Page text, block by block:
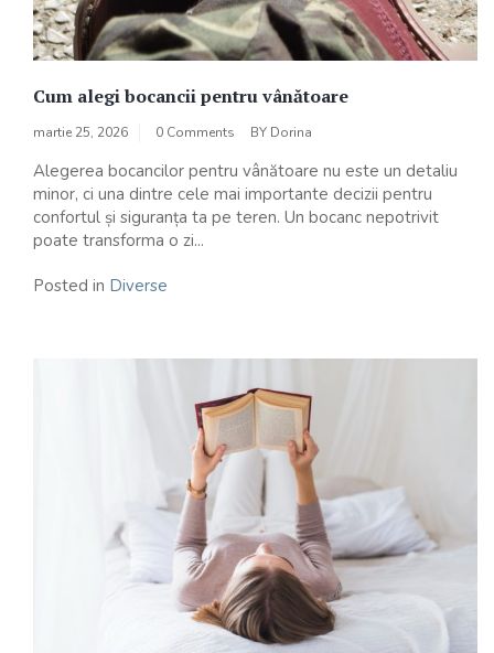
Cum alegi bocancii pentru vânătoare
martie 25, 2026 0 Comments BY Dorina
Alegerea bocancilor pentru vânătoare nu este un detaliu
minor, ci una dintre cele mai importante decizii pentru
confortul și siguranța ta pe teren. Un bocanc nepotrivit
poate transforma o zi...
Posted in Diverse